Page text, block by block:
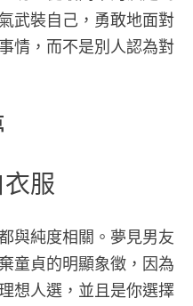
武裝自己，勇敢地面對
情，而不是別人認為對
服
與純度相關。夢見男友
童貞的明顯象徵，因為
想人選，並且是你選擇